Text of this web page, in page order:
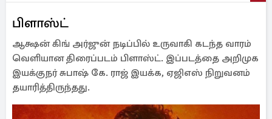
பிளாஸ்ட்
ஆக்ஷன் கிங் அர்ஜுன் நடிப்பில் உருவாகி கடந்த வாரம்
வெளியான திரைப்படம் பிளாஸ்ட். இப்படத்தை அறிமுக
இயக்குநர் சுபாஷ் கே. ராஜ் இயக்க, ஏஜிஎஸ் நிறுவனம்
தயாரித்திருந்தது.